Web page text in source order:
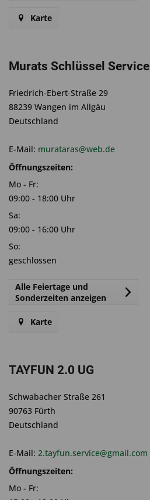
Karte
Murats Schlüssel Service
Friedrich-Ebert-Straße 29
88239 Wangen im Allgäu
Deutschland
E-Mail: murataras@web.de
Öffnungszeiten:
Mo - Fr:
09:00 - 18:00 Uhr
Sa:
09:00 - 16:00 Uhr
So:
geschlossen
Alle Feiertage und
Sonderzeiten anzeigen
Karte
TAYFUN 2.0 UG
Schwabacher Straße 261
90763 Fürth
Deutschland
E-Mail: 2.tayfun.service@gmail.com
Öffnungszeiten:
Mo - Fr: